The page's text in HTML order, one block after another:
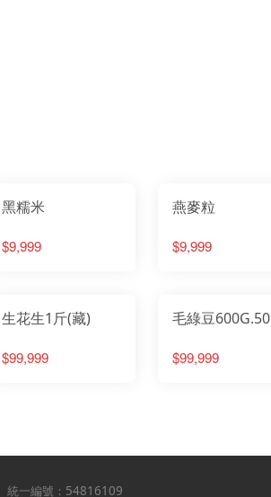
黑糯米
$9,999
燕麥粒
$9,999
生花生1斤(藏)
$99,999
毛綠豆600G.50
$99,999
統一編號： 54816109